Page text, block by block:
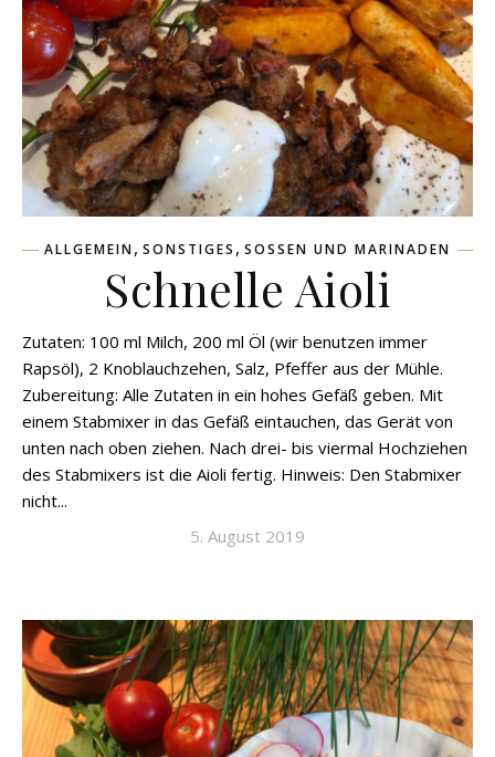
ALLGEMEIN, SONSTIGES , SOSSEN UND MARINADEN
Schnelle Aioli
Zutaten: 100 ml Milch, 200 ml Öl (wir benutzen immer
Rapsöl), 2 Knoblauchzehen, Salz, Pfeffer aus der Mühle.
Zubereitung: Alle Zutaten in ein hohes Gefäß geben. Mit
einem Stabmixer in das Gefäß eintauchen, das Gerät von
unten nach oben ziehen. Nach drei- bis viermal Hochziehen
des Stabmixers ist die Aioli fertig. Hinweis: Den Stabmixer
nicht...
5. August 2019